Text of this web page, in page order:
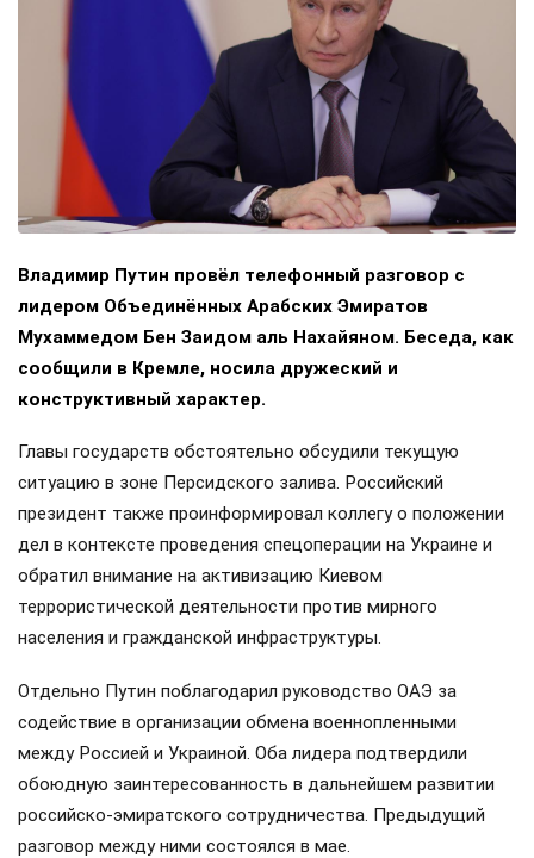
Владимир Путин провёл телефонный разговор с
лидером Объединённых Арабских Эмиратов
Мухаммедом Бен Заидом аль Нахайяном. Беседа, как
сообщили в Кремле, носила дружеский и
конструктивный характер.
Главы государств обстоятельно обсудили текущую
ситуацию в зоне Персидского залива. Российский
президент также проинформировал коллегу о положении
дел в контексте проведения спецоперации на Украине и
обратил внимание на активизацию Киевом
террористической деятельности против мирного
населения и гражданской инфраструктуры.
Отдельно Путин поблагодарил руководство ОАЭ за
содействие в организации обмена военнопленными
между Россией и Украиной. Оба лидера подтвердили
обоюдную заинтересованность в дальнейшем развитии
российско-эмиратского сотрудничества. Предыдущий
разговор между ними состоялся в мае.